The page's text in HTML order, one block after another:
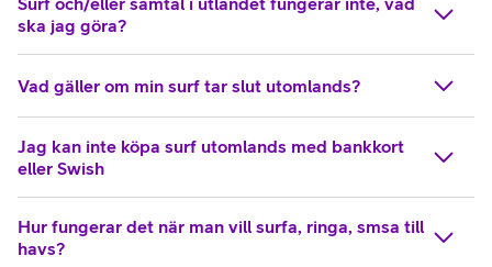
ska jag göra?
Vad gäller om min surf tar slut utomlands?
Jag kan inte köpa surf utomlands med bankkort
eller Swish
Hur fungerar det när man vill surfa, ringa, smsa till
havs?